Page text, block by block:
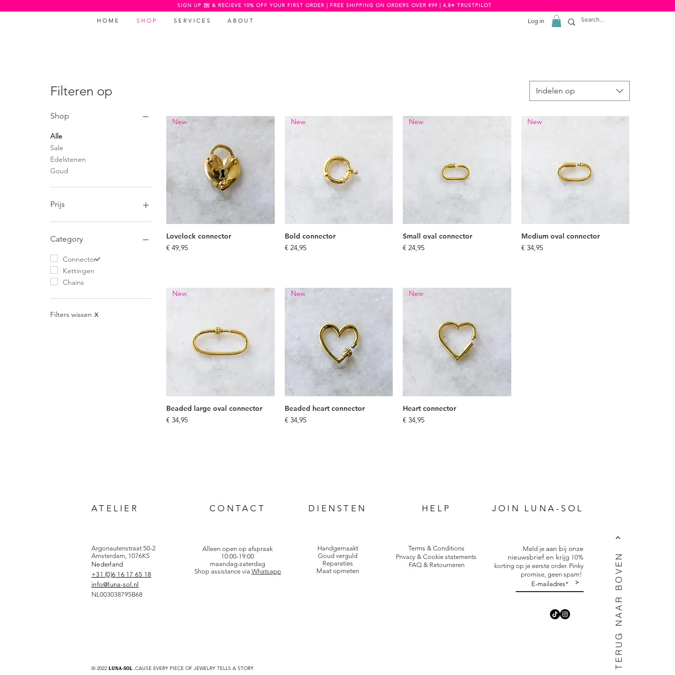
H O M E S H O P S E R V I C E S A B O U T Log in
SIGN UP ✉️ & RECIEVE 10% OFF YOUR FIRST ORDER | FREE SHIPPING ON ORDERS OVER €99 | 4,8⭐️ TRUSTPILOT
Filteren op
Shop
Alle
Sale
Edelstenen
Goud
Prijs
€ 24
Category
Connector
Kettingen
Chains
Filters wissen X
Indelen op
New
Lovelock connector
Prijs
€ 49,95
New
Bold connector
Prijs
€ 24,95
New
Small oval connector
Prijs
€ 24,95
New
Medium oval connector
Prijs
€ 34,95
New
Beaded large oval connector
Prijs
€ 34,95
New
Beaded heart connector
Prijs
€ 34,95
New
Heart connector
Prijs
€ 34,95
TERUG NAAR BOVEN
>
ATELIER CONTACT DIENSTEN HELP JOIN LUNA-SOL
Argonautenstraat 50-2
Amsterdam, 1076KS
Nederland
+31 (0)6 16 17 65 18
info@luna-sol.nl
NL003038795B68
Alleen open op afspraak
10:00-19:00
maandag-zaterdag
Shop assistance via Whatsapp
Terms & Conditions
FAQ & Retourneren
Handgemaakt
Goud verguld
Reparaties
Maat opmeten
Privacy & Cookie statements
Meld je aan bij onze
nieuwsbrief en krijg 10%
korting op je eerste order. Pinky
promise, geen spam!
© 2022 LUNA-SOL ,CAUSE EVERY PIECE OF JEWELRY TELLS A STORY